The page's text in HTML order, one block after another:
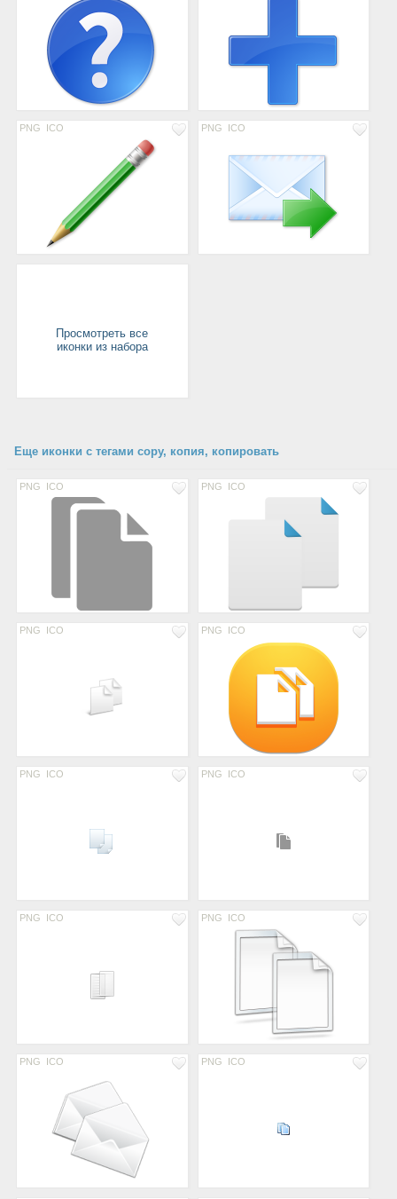
PNG ICO PNG ICO
Просмотреть все
иконки из набора
Еще иконки с тегами copy, копия, копировать
PNG ICO PNG ICO
PNG ICO PNG ICO
PNG ICO PNG ICO
PNG ICO PNG ICO
PNG ICO PNG ICO